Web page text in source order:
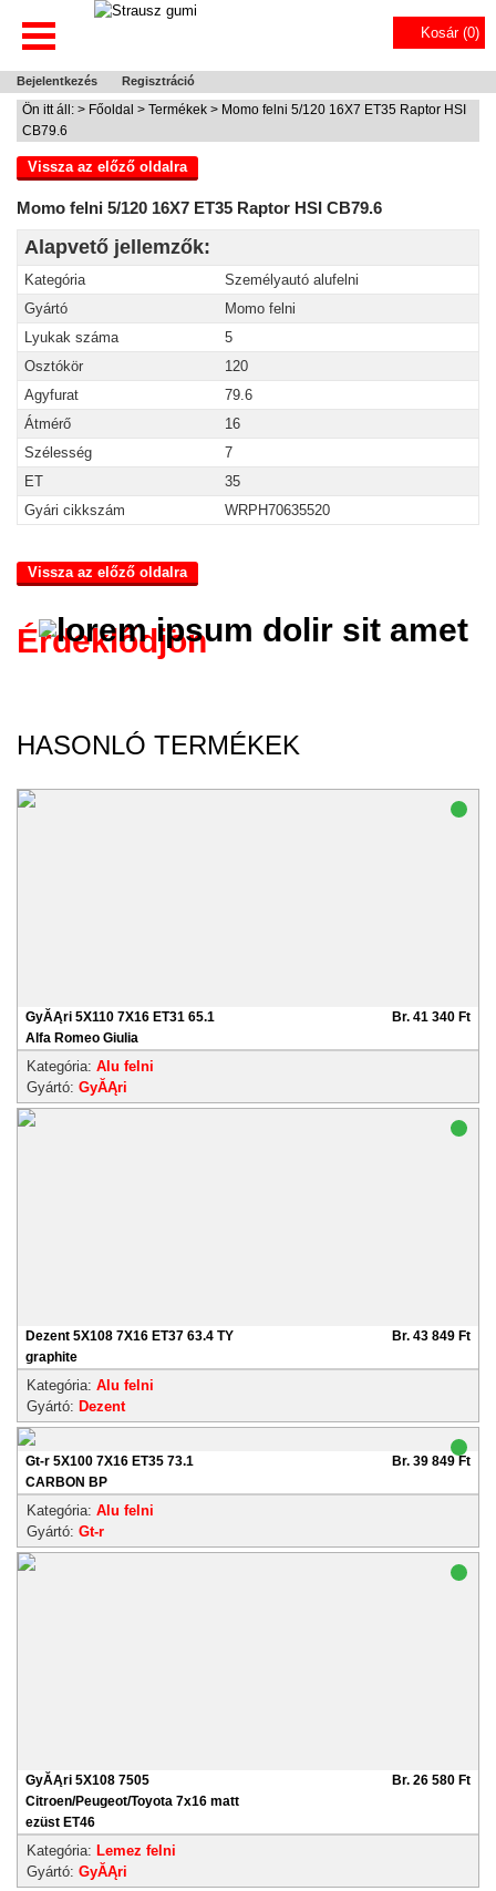
Kosár (0)
Bejelentkezés Regisztráció
Ön itt áll: > Főoldal > Termékek > Momo felni 5/120 16X7 ET35 Raptor HSI
CB79.6
Vissza az előző oldalra
Momo felni 5/120 16X7 ET35 Raptor HSI CB79.6
Alapvető jellemzők:
Kategória
Személyautó alufelni
Gyártó
Momo felni
Lyukak száma
5
Osztókör
120
Agyfurat
79.6
Átmérő
16
Szélesség
7
ET
35
Gyári cikkszám
WRPH70635520
Vissza az előző oldalra
Érdeklődjön
HASONLÓ TERMÉKEK
GyĂĄri 5X110 7X16 ET31 65.1
Alfa Romeo Giulia
Br. 41 340 Ft
Kategória: Alu felni
Gyártó: GyĂĄri
Dezent 5X108 7X16 ET37 63.4 TY
graphite
Br. 43 849 Ft
Kategória: Alu felni
Gyártó: Dezent
Gt-r 5X100 7X16 ET35 73.1
CARBON BP
Br. 39 849 Ft
Kategória: Alu felni
Gyártó: Gt-r
GyĂĄri 5X108 7505
Citroen/Peugeot/Toyota 7x16 matt
ezüst ET46
Br. 26 580 Ft
Kategória: Lemez felni
Gyártó: GyĂĄri